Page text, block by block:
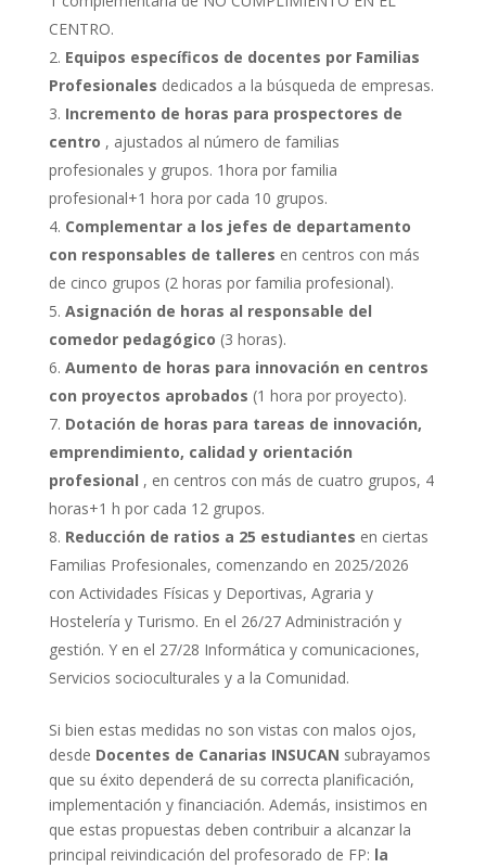
CENTRO.
Equipos específicos de docentes por Familias
Profesionales dedicados a la búsqueda de empresas.
Incremento de horas para prospectores de
centro , ajustados al número de familias
profesionales y grupos. 1hora por familia
profesional+1 hora por cada 10 grupos.
Complementar a los jefes de departamento
con responsables de talleres en centros con más
de cinco grupos (2 horas por familia profesional).
Asignación de horas al responsable del
comedor pedagógico (3 horas).
Aumento de horas para innovación en centros
con proyectos aprobados (1 hora por proyecto).
Dotación de horas para tareas de innovación,
emprendimiento, calidad y orientación
profesional , en centros con más de cuatro grupos, 4
horas+1 h por cada 12 grupos.
Reducción de ratios a 25 estudiantes en ciertas
Familias Profesionales, comenzando en 2025/2026
con Actividades Físicas y Deportivas, Agraria y
Hostelería y Turismo. En el 26/27 Administración y
gestión. Y en el 27/28 Informática y comunicaciones,
Servicios socioculturales y a la Comunidad.
Si bien estas medidas no son vistas con malos ojos,
desde Docentes de Canarias INSUCAN subrayamos
que su éxito dependerá de su correcta planificación,
implementación y financiación. Además, insistimos en
que estas propuestas deben contribuir a alcanzar la
principal reivindicación del profesorado de FP: la